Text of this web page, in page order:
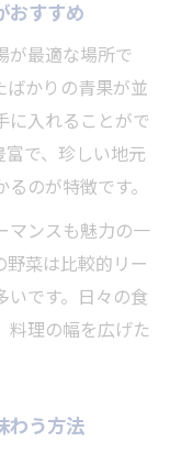
おすすめ
が最適な場所で
ばかりの青果が並
に入れることがで
で、珍しい地元
のが特徴です。
マンスも魅力の一
菜は比較的リー
いです。日々の食
料理の幅を広げた
わう方法